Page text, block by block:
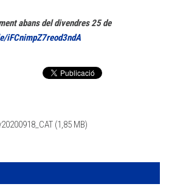
abans del divendres 25 de
iFCnimpZ7reod3ndA
(1,85 MB)